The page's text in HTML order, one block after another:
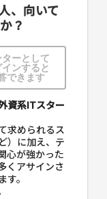
、向いて
？
ターとして
インすると
できます
資系ITスター
求められるス
）に加え、テ
心が強かった
くアサインさ
。